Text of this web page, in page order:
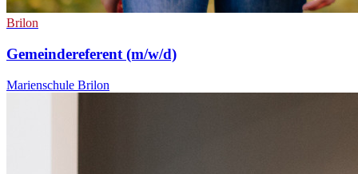
Brilon
Gemeindereferent (m/w/d)
Marienschule Brilon